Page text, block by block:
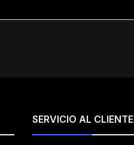
SERVICIO AL CLIENTE